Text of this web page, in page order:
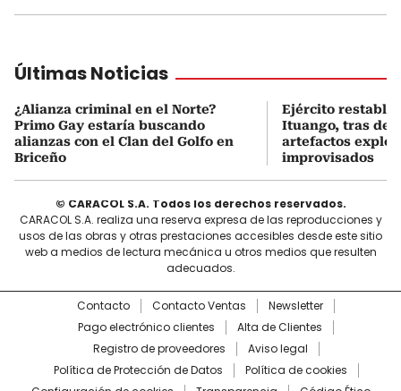
Últimas Noticias
¿Alianza criminal en el Norte?
Primo Gay estaría buscando
alianzas con el Clan del Golfo en
Briceño
Ejército
Ituango, tras
artefactos
improvisados
© CARACOL S.A. Todos los derechos reservados.
CARACOL S.A. realiza una reserva expresa de las reproducciones y
usos de las obras y otras prestaciones accesibles desde este sitio
web a medios de lectura mecánica u otros medios que resulten
adecuados.
Contacto Contacto Ventas
Newsletter
Pago electrónico clientes
Alta de Clientes
Registro de proveedores
Aviso legal
Política de Protección de Datos
Política de cookies